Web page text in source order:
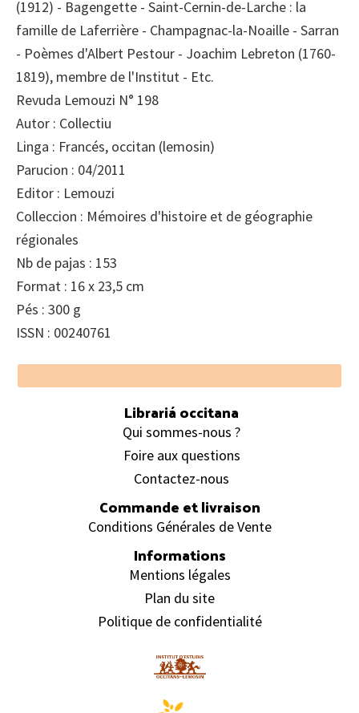
(1912) - Bagengette - Saint-Cernin-de-Larche : la
famille de Laferrière - Champagnac-la-Noaille - Sarran
- Poèmes d'Albert Pestour - Joachim Lebreton (1760-
1819), membre de l'Institut - Etc.
Revuda Lemouzi N° 198
Autor : Collectiu
Linga : Francés, occitan (lemosin)
Parucion : 04/2011
Editor : Lemouzi
Colleccion : Mémoires d'histoire et de géographie
régionales
Nb de pajas : 153
Format : 16 x 23,5 cm
Pés : 300 g
ISSN : 00240761
Footer
Librariá occitana
Qui sommes-nous ?
Foire aux questions
Contactez-nous
Commande et livraison
Conditions Générales de Vente
Informations
Mentions légales
Plan du site
Politique de confidentialité